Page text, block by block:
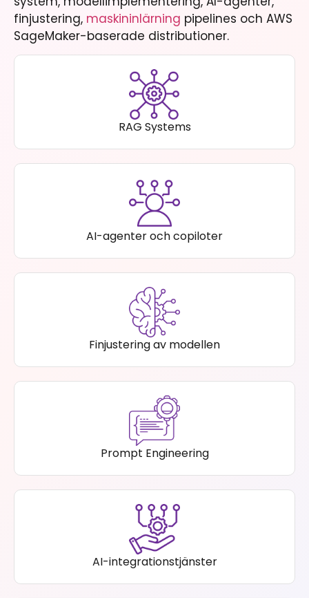
finjustering, maskininlärning pipelines och AWS
SageMaker-baserade distributioner.
RAG Systems
AI-agenter och copiloter
Finjustering av modellen
Prompt Engineering
AI-integrationstjänster